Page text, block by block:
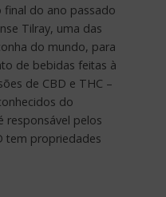
final do ano passado
Tilray, uma das
do mundo, para
de bebidas feitas à
de CBD e THC –
do
responsável pelos
tem propriedades